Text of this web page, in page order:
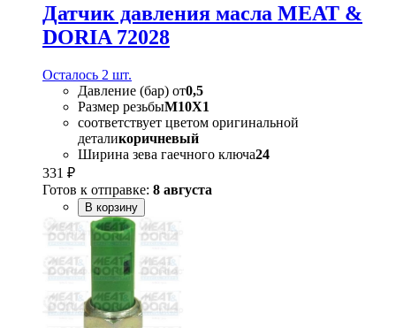
Датчик давления масла MEAT &
DORIA 72028
Осталось 2 шт.
Давление (бар) от0,5
Размер резьбыM10X1
соответствует цветом оригинальной
деталикоричневый
Ширина зева гаечного ключа24
331 ₽
Готов к отправке: 8 августа
В корзину